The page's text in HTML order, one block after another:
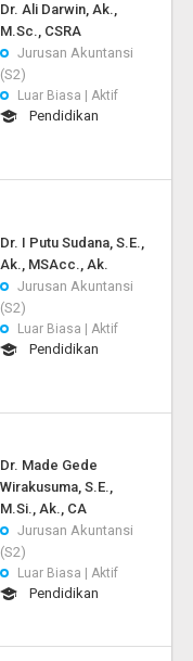
Dr. Ali Darwin, Ak.,
M.Sc., CSRA
Jurusan Akuntansi
(S2)
Luar Biasa | Aktif
Pendidikan
Dr. I Putu Sudana, S.E.,
Ak., MSAcc., Ak.
Jurusan Akuntansi
(S2)
Luar Biasa | Aktif
Pendidikan
Dr. Made Gede
Wirakusuma, S.E.,
M.Si., Ak., CA
Jurusan Akuntansi
(S2)
Luar Biasa | Aktif
Pendidikan